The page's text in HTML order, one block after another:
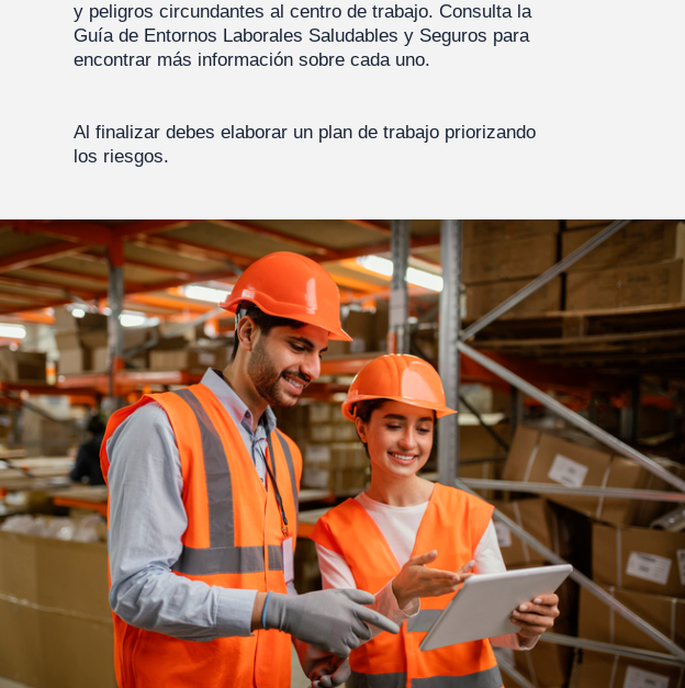
y peligros circundantes al centro de trabajo. Consulta la
Guía de Entornos Laborales Saludables y Seguros para
encontrar más información sobre cada uno.
Al finalizar debes elaborar un plan de trabajo priorizando
los riesgos.